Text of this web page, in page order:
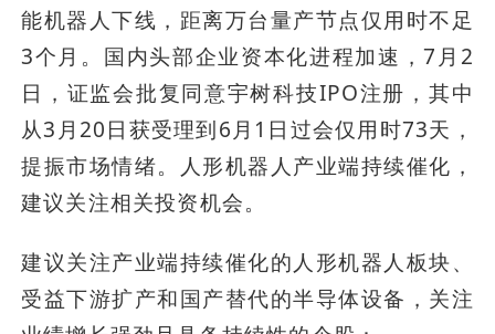
能机器人下线，距离万台量产节点仅用时不足
3个月。国内头部企业资本化进程加速，7月2
日，证监会批复同意宇树科技IPO注册，其中
从3月20日获受理到6月1日过会仅用时73天，
提振市场情绪。人形机器人产业端持续催化，
建议关注相关投资机会。
建议关注产业端持续催化的人形机器人板块、
受益下游扩产和国产替代的半导体设备，关注